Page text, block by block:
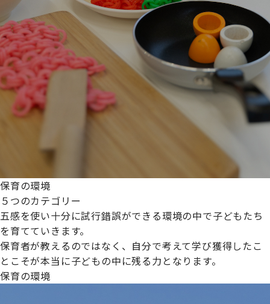
保育の環境
５つのカテゴリー
五感を使い十分に試行錯誤ができる環境の中で子どもたち
を育てていきます。
保育者が教えるのではなく、自分で考えて学び獲得したこ
とこそが本当に子どもの中に残る力となります。
保育の環境